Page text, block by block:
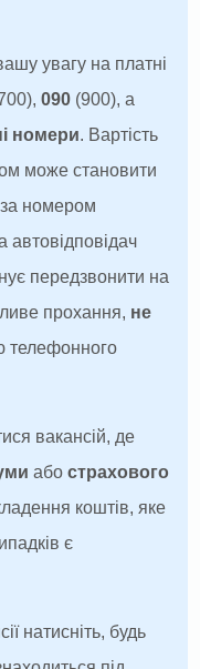
увагу на платні
090 (900), а
номери. Вартість
може становити
номером
автовідповідач
передзвонити на
прохання, не
телефонного
вакансій, де
абострахового
коштів, яке
є
натисніть, будь